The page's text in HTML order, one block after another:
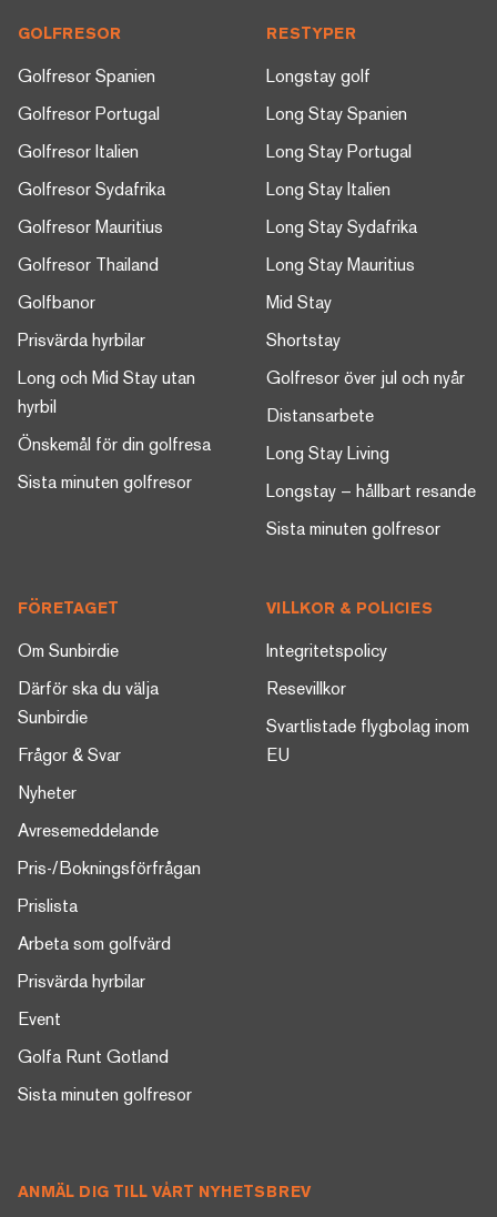
GOLFRESOR
Golfresor Spanien
Golfresor Portugal
Golfresor Italien
Golfresor Sydafrika
Golfresor Mauritius
Golfresor Thailand
Golfbanor
Prisvärda hyrbilar
Long och Mid Stay utan
hyrbil
Önskemål för din golfresa
Sista minuten golfresor
RESTYPER
Longstay golf
Long Stay Spanien
Long Stay Portugal
Long Stay Italien
Long Stay Sydafrika
Long Stay Mauritius
Mid Stay
Shortstay
Golfresor över jul och nyår
Distansarbete
Long Stay Living
Longstay – hållbart resande
Sista minuten golfresor
FÖRETAGET
Om Sunbirdie
Därför ska du välja
Sunbirdie
Frågor & Svar
Nyheter
Avresemeddelande
Pris-/Bokningsförfrågan
Prislista
Arbeta som golfvärd
Prisvärda hyrbilar
Event
Golfa Runt Gotland
Sista minuten golfresor
VILLKOR & POLICIES
Integritetspolicy
Resevillkor
Svartlistade flygbolag inom
EU
ANMÄL DIG TILL VÅRT NYHETSBREV